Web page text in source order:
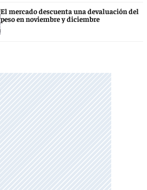
El mercado descuenta una devaluación del
peso en noviembre y diciembre